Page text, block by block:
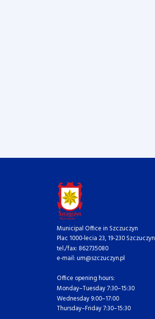
Municipal Office in Szczuczyn
Plac 1000-lecia 23, 19-230 Szczuczyn
tel./fax: 862735080
e-mail: um@szczuczyn.pl
Office opening hours:
Monday–Tuesday 7:30–15:30
Wednesday 9:00–17:00
Thursday–Friday 7:30–15:30